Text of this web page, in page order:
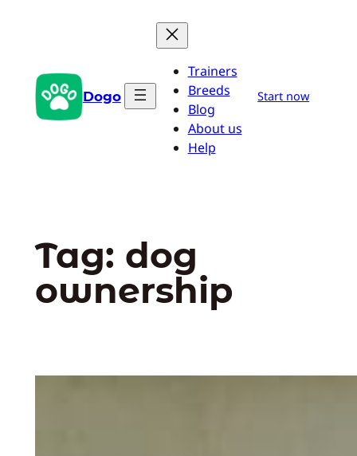
conteúdo Dogo
Trainers
Breeds
Blog
About us
Help
Start now
Tag: dog
ownership